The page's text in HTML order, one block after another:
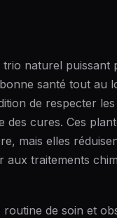
naturel puissant
santé tout au
de respecter
des cures. Ces
mais elles
aux traitements
de soin et